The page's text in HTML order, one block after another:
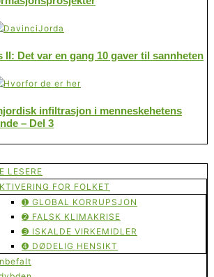
II: Det var en gang 10 gaver til sannheten
infiltrasjon i menneskehetens
– Del 3
LESERE
FOR FOLKET
➊ GLOBAL KORRUPSJON
➋ FALSK KLIMAKRISE
➌ ISKALDE VIRKEMIDLER
➍ DØDELIG HENSIKT